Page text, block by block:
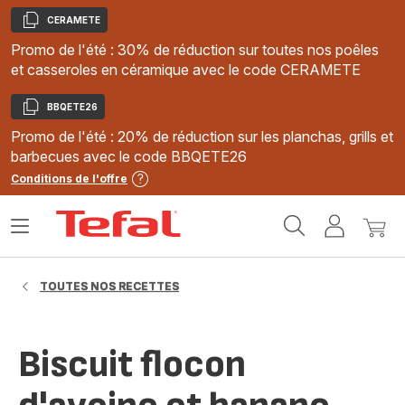
Copier
CERAMETE
Promo de l'été : 30% de réduction sur toutes nos poêles
et casseroles en céramique avec le code CERAMETE
Copier
BBQETE26
Promo de l'été : 20% de réduction sur les planchas, grills et
barbecues avec le code BBQETE26
Conditions de l'offre
MonMon
Ouvrir
TOUTES NOS RECETTES
Biscuit flocon